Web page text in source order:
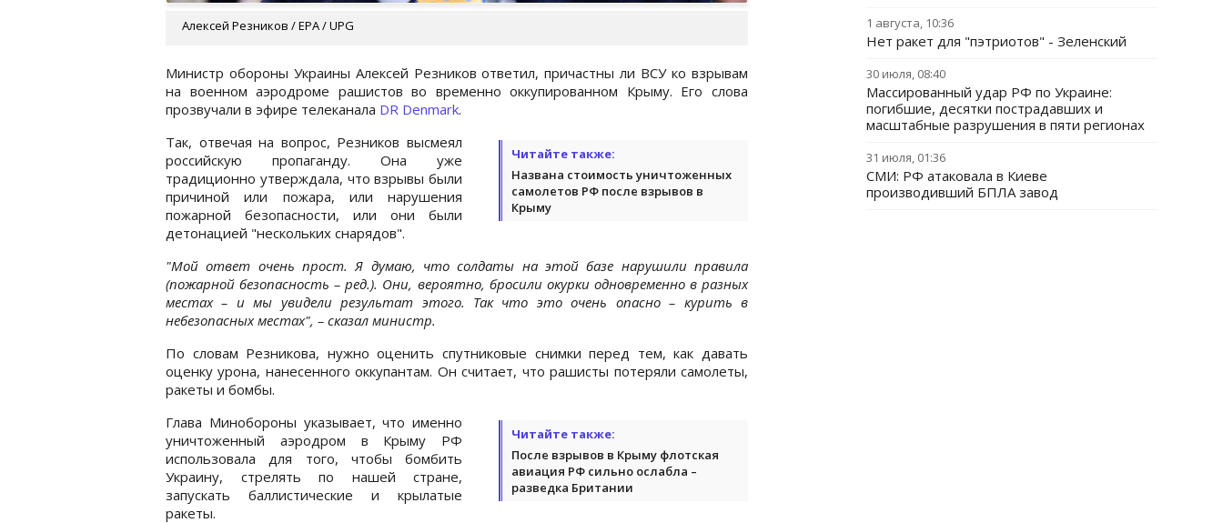
Алексей Резников / EPA / UPG
Министр обороны Украины Алексей Резников ответил, причастны ли ВСУ ко взрывам
на военном аэродроме рашистов во временно оккупированном Крыму. Его слова
прозвучали в эфире телеканала DR Denmark.
Читайте также:
Названа стоимость уничтоженных
самолетов РФ после взрывов в
Крыму
Так, отвечая на вопрос, Резников высмеял
российскую пропаганду. Она уже
традиционно утверждала, что взрывы были
причиной или пожара, или нарушения
пожарной безопасности, или они были
детонацией "нескольких снарядов".
"Мой ответ очень прост. Я думаю, что солдаты на этой базе нарушили правила
(пожарной безопасность – ред.). Они, вероятно, бросили окурки одновременно в разных
местах – и мы увидели результат этого. Так что это очень опасно – курить в
небезопасных местах", – сказал министр.
По словам Резникова, нужно оценить спутниковые снимки перед тем, как давать
оценку урона, нанесенного оккупантам. Он считает, что рашисты потеряли самолеты,
ракеты и бомбы.
Читайте также:
После взрывов в Крыму флотская
авиация РФ сильно ослабла –
разведка Британии
Глава Минобороны указывает, что именно
уничтоженный аэродром в Крыму РФ
использовала для того, чтобы бомбить
Украину, стрелять по нашей стране,
запускать баллистические и крылатые
ракеты.
1 августа, 10:36
Нет ракет для "пэтриотов" - Зеленский
30 июля, 08:40
Массированный удар РФ по Украине:
погибшие, десятки пострадавших и
масштабные разрушения в пяти регионах
31 июля, 01:36
СМИ: РФ атаковала в Киеве
производивший БПЛА завод